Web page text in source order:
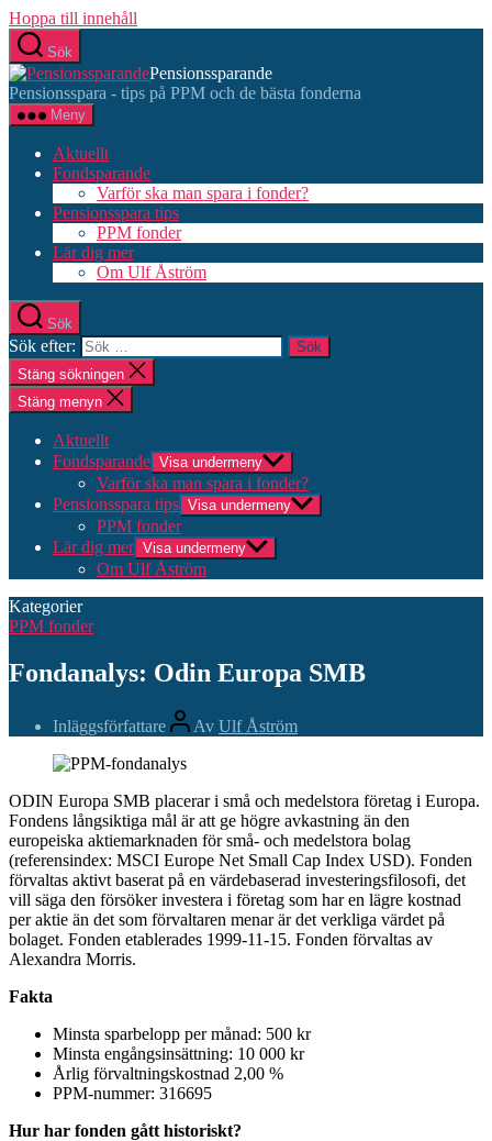
Hoppa till innehåll
Sök
Pensionssparande
Pensionsspara - tips på PPM och de bästa fonderna
Meny
Aktuellt
Fondsparande
Varför ska man spara i fonder?
Pensionsspara tips
PPM fonder
Lär dig mer
Om Ulf Åström
Sök
Sök efter:
Stäng sökningen
Stäng menyn
Aktuellt
Fondsparande Visa undermeny
Varför ska man spara i fonder?
Pensionsspara tips Visa undermeny
PPM fonder
Lär dig mer Visa undermeny
Om Ulf Åström
Kategorier
PPM fonder
Fondanalys: Odin Europa SMB
Inläggsförfattare Av Ulf Åström
ODIN Europa SMB placerar i små och medelstora företag i Europa.
Fondens långsiktiga mål är att ge högre avkastning än den
europeiska aktiemarknaden för små- och medelstora bolag
(referensindex: MSCI Europe Net Small Cap Index USD). Fonden
förvaltas aktivt baserat på en värdebaserad investeringsfilosofi, det
vill säga den försöker investera i företag som har en lägre kostnad
per aktie än det som förvaltaren menar är det verkliga värdet på
bolaget. Fonden etablerades 1999-11-15. Fonden förvaltas av
Alexandra Morris.
Fakta
Minsta sparbelopp per månad: 500 kr
Minsta engångsinsättning: 10 000 kr
Årlig förvaltningskostnad 2,00 %
PPM-nummer: 316695
Hur har fonden gått historiskt?